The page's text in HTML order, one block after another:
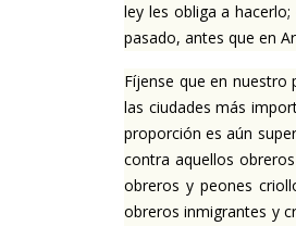
ley les obliga a
pasado, antes que en
Fíjense que en nuestro
las ciudades más
proporción es aún
contra aquellos
obreros y peones
obreros inmigrantes y